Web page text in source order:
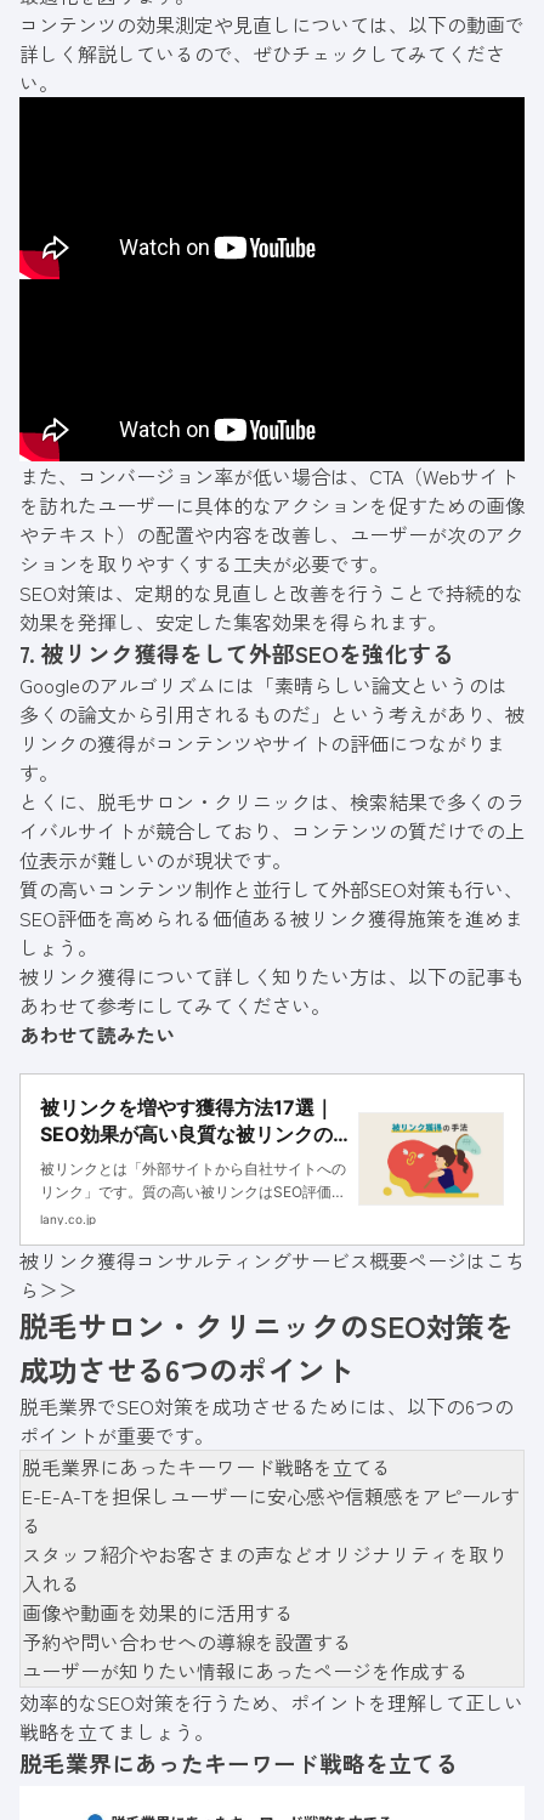
コンテンツの効果測定や見直しについては、以下の動画で
詳しく解説しているので、ぜひチェックしてみてくださ
い。
また、コンバージョン率が低い場合は、CTA（Webサイト
を訪れたユーザーに具体的なアクションを促すための画像
やテキスト）の配置や内容を改善し、ユーザーが次のアク
ションを取りやすくする工夫が必要です。
SEO対策は、定期的な見直しと改善を行うことで持続的な
効果を発揮し、安定した集客効果を得られます。
7. 被リンク獲得をして外部SEOを強化する
Googleのアルゴリズムには「素晴らしい論文というのは
多くの論文から引用されるものだ」という考えがあり、被
リンクの獲得がコンテンツやサイトの評価につながりま
す。
とくに、脱毛サロン・クリニックは、検索結果で多くのラ
イバルサイトが競合しており、コンテンツの質だけでの上
位表示が難しいのが現状です。
質の高いコンテンツ制作と並行して外部SEO対策も行い、
SEO評価を高められる価値ある被リンク獲得施策を進めま
しょう。
被リンク獲得について詳しく知りたい方は、以下の記事も
あわせて参考にしてみてください。
あわせて読みたい
被リンクを増やす獲得方法17選｜
SEO効果が高い良質な被リンクの
増やし方
被リンクとは「外部サイトから自社サイトへの
リンク」です。質の高い被リンクはSEO評価を
高め、検索順位を決定する重要な要素です。本
を増やす獲得方法を解説します。
lany.co.jp
被リンク獲得コンサルティングサービス概要ページはこち
ら＞＞
脱毛サロン・クリニックのSEO対策を
成功させる6つのポイント
脱毛業界でSEO対策を成功させるためには、以下の6つの
ポイントが重要です。
脱毛業界にあったキーワード戦略を立てる
E-E-A-Tを担保しユーザーに安心感や信頼感をアピールす
る
スタッフ紹介やお客さまの声などオリジナリティを取り
入れる
画像や動画を効果的に活用する
予約や問い合わせへの導線を設置する
ユーザーが知りたい情報にあったページを作成する
効率的なSEO対策を行うため、ポイントを理解して正しい
戦略を立てましょう。
脱毛業界にあったキーワード戦略を立てる